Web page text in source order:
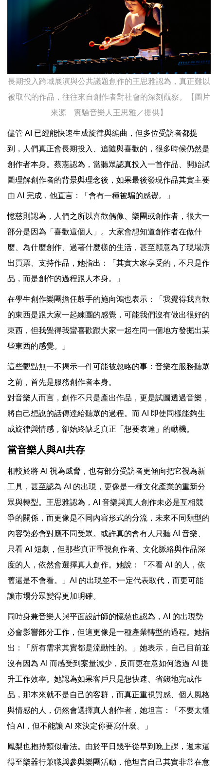
長期投入跨域展演與公共議題創作的王思雅認為，真正難以
被取代的作品，往往來自創作者對社會的深刻觀察。【圖片
來源 實驗音樂人王思雅／提供】
儘管 AI 已經能快速生成旋律與編曲，但多位受訪者都提
到，人們真正會長期投入、追隨與喜歡的，很多時候仍然是
創作者本身。蔡憲認為，當聽眾認真投入一首作品、開始試
圖理解創作者的背景與理念後，如果最後發現作品其實主要
由 AI 完成，他直言：「會有一種被騙的感覺。」
憶慈則認為，人們之所以喜歡偶像、樂團或創作者，很大一
部分是因為「喜歡這個人」。大家會想知道創作者在做什
麼、為什麼創作、過著什麼樣的生活，甚至願意為了現場演
出買票、支持作品，她指出：「其實大家享受的，不只是作
品，而是創作的過程跟人本身。」
在學生創作樂團擔任鼓手的施向鴻也表示：「我覺得我喜歡
的東西是跟大家一起練團的感覺，可能我們沒有做出很好的
東西，但我覺得我蠻喜歡跟大家一起在同一個地方發掘出某
些東西的感覺。」
這些觀點無一不揭示一件可能被忽略的事：音樂在服務聽眾
之前，首先是服務創作者本身。
對音樂人而言，創作不只是產出作品，更是試圖透過音樂，
將自己想說的話傳達給聽眾的過程。而 AI 即使同樣能夠生
成旋律與情感，卻始終缺乏真正「想要表達」的動機。
當音樂人與AI共存
相較於將 AI 視為威脅，也有部分受訪者更傾向把它視為新
工具，甚至認為 AI 的出現，更像是一種文化產業的重新分
眾與轉型。王思雅認為，AI 音樂與真人創作未必是互相競
爭的關係，而更像是不同內容形式的分流，未來不同類型的
內容勢必會對應不同受眾。或許真的會有人只聽 AI 音樂、
只看 AI 短劇，但那些真正重視創作者、文化脈絡與作品深
度的人，依然會選擇真人創作。她說：「不看 AI 的人，依
舊還是不會看。」AI 的出現並不一定代表取代，而更可能
讓市場分眾變得更加明確。
同時身兼音樂人與平面設計師的憶慈也認為，AI 的出現勢
必會影響部分工作，但這更像是一種產業轉型的過程。她指
出：「所有需求其實都是流動性的。」她表示，自己目前並
沒有因為 AI 而感受到案量減少，反而更在意如何透過 AI 提
升工作效率。她認為如果客戶只是想快速、省錢地完成作
品，那本來就不是自己的客群，而真正重視質感、個人風格
與情感的人，仍然會選擇真人創作者，她坦言：「不要太懼
怕 AI，但不能讓 AI 來決定你要寫什麼。」
鳳梨也抱持類似看法。由於平日幾乎從早到晚上課，週末還
得至樂器行兼職與參與樂團活動，他坦言自己其實非常在意